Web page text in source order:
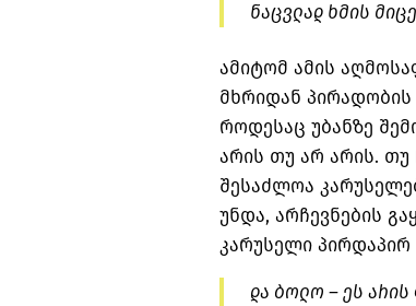
ნაცვლად ხმის
ამიტომ ამის
მხრიდან
როდესაც უბანზე
არის თუ არ არის. თუ
შესაძლოა
უნდა, არჩევნების
კარუსელი პირდაპირ
და ბოლო – ეს